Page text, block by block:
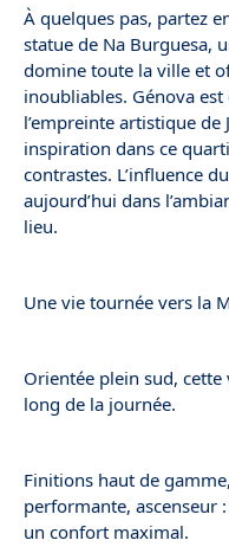
À quelques pas, partez
statue de Na Burguesa,
domine toute la ville et
inoubliables. Génova
l’empreinte artistique
inspiration dans ce
contrastes. L’influence
aujourd’hui dans
lieu.
Une vie tournée vers la
Orientée plein sud,
long de la journée.
Finitions haut de
performante, ascenseur
un confort maximal.